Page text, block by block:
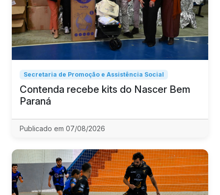
Secretaria de Promoção e Assistência Social
Contenda recebe kits do Nascer Bem
Paraná
Publicado em 07/08/2026